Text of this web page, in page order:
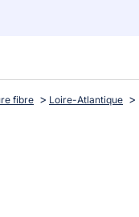
fibre Loire-Atlantique